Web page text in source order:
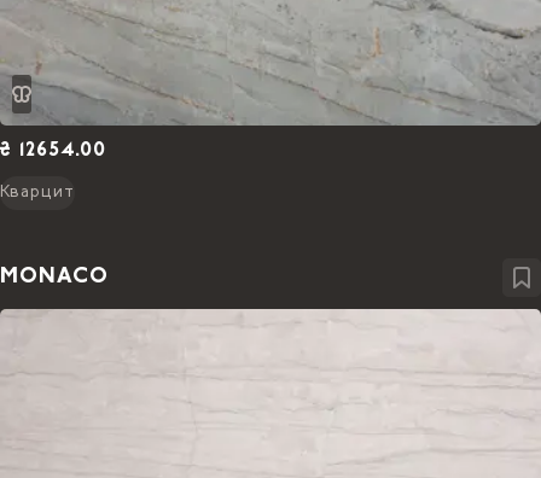
₴ 12654.00
Кварцит
MONACO